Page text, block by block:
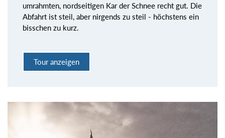
umrahmten, nordseitigen Kar der Schnee recht gut. Die
Abfahrt ist steil, aber nirgends zu steil - höchstens ein
bisschen zu kurz.
Tour anzeigen